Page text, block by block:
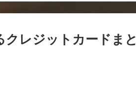
クレジットカードまと